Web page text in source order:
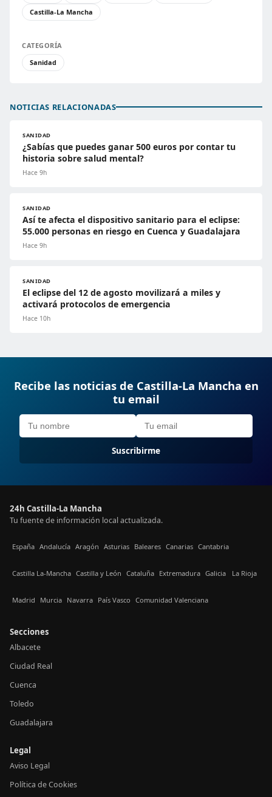
Castilla-La Mancha
CATEGORÍA
Sanidad
NOTICIAS RELACIONADAS
SANIDAD
¿Sabías que puedes ganar 500 euros por contar tu
historia sobre salud mental?
Hace 9h
SANIDAD
Así te afecta el dispositivo sanitario para el eclipse:
55.000 personas en riesgo en Cuenca y Guadalajara
Hace 9h
SANIDAD
El eclipse del 12 de agosto movilizará a miles y
activará protocolos de emergencia
Hace 10h
Recibe las noticias de Castilla-La Mancha en
tu email
Suscribirme
24h Castilla-La Mancha
Tu fuente de información local actualizada.
España Andalucía Aragón Asturias Baleares Canarias Cantabria
Castilla La-Mancha Castilla y León Cataluña Extremadura Galicia La Rioja
Madrid Murcia Navarra País Vasco Comunidad Valenciana
Secciones
Albacete
Ciudad Real
Cuenca
Toledo
Guadalajara
Legal
Aviso Legal
Política de Cookies